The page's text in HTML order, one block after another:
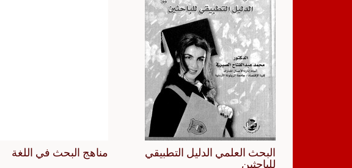
مناهج البحث في اللغة
البحث العلمي الدليل التطبيقي
للباحثين